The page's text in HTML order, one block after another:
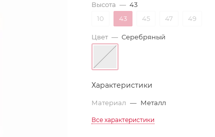
Высота — 43
10
43 45 47 49
Цвет — Серебряный
Характеристики
Материал — Металл
Все характеристики